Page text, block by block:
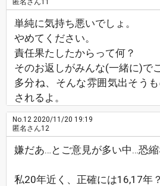
匿名さん11
単純に気持ち悪いでしょ。
やめてください。
責任果たしたからって何？
そのお返しがみんな(一緒に)で
多分ね、そんな雰囲気出そう
されるよ。
No.12 2020/11/20 19:19
匿名さん12
嫌だあ…とご意見が多い中…恐
私20年近く、正確には16,17年？